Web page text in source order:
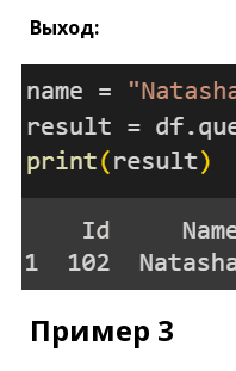
Выход:
Пример 3